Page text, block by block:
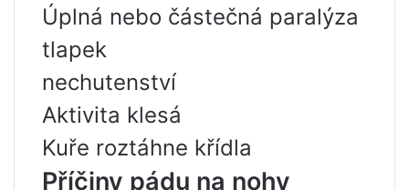
Úplná nebo částečná paralýza
tlapek
nechutenství
Aktivita klesá
Kuře roztáhne křídla
Příčiny pádu na nohy